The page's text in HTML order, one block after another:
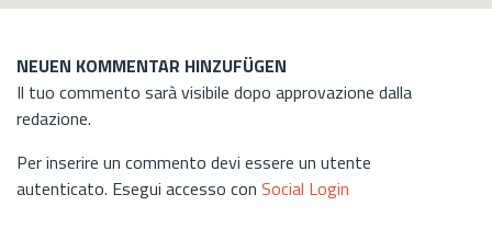
NEUEN KOMMENTAR HINZUFÜGEN
Il tuo commento sarà visibile dopo approvazione dalla
redazione.
Per inserire un commento devi essere un utente
autenticato. Esegui accesso con Social Login